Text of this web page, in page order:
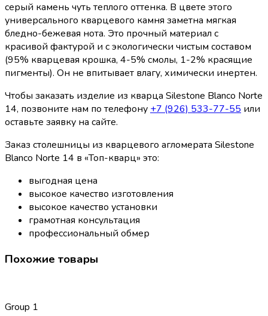
серый камень чуть теплого оттенка. В цвете этого
универсального кварцевого камня заметна мягкая
бледно-бежевая нота. Это прочный материал с
красивой фактурой и с экологически чистым составом
(95% кварцевая крошка, 4-5% смолы, 1-2% красящие
пигменты). Он не впитывает влагу, химически инертен.
Чтобы заказать изделие из кварца Silestone Blanco Norte
14, позвоните нам по телефону +7 (926) 533-77-55 или
оставьте заявку на сайте.
Заказ столешницы из кварцевого агломерата Silestone
Blanco Norte 14 в «Топ-кварц» это:
выгодная цена
высокое качество изготовления
высокое качество установки
грамотная консультация
профессиональный обмер
Похожие товары
Group 1